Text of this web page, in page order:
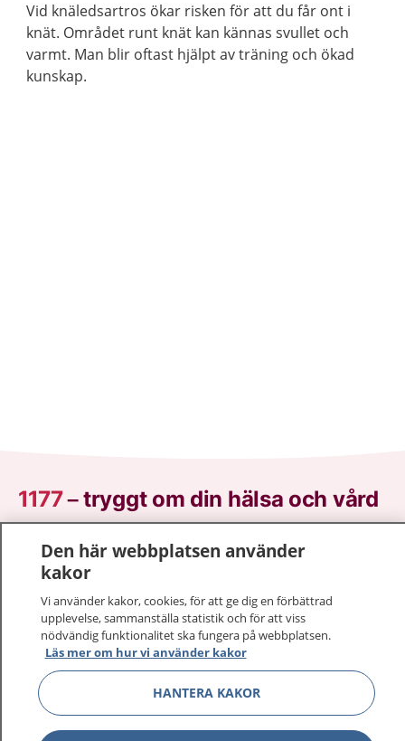
Vid knäledsartros ökar risken för att du får ont i
knät. Området runt knät kan kännas svullet och
varmt. Man blir oftast hjälpt av träning och ökad
kunskap.
1177–tryggt om din hälsa och vård
På 1177.se får du råd om hälsa och information om
sjukdomar och vilka mottagningar du kan kontakta.
Logga in för att läsa din journal och göra dina
vårdärenden. Ring telefonnummer 1177 för
sjukvårdsrådgivning dygnet runt.
1177 ger dig råd när du vill må bättre.
Den här webbplatsen använder
kakor
Vi använder kakor, cookies, för att ge dig en förbättrad
upplevelse, sammanställa statistik och för att viss
nödvändig funktionalitet ska fungera på webbplatsen.
Läs mer om hur vi använder kakor
HANTERA KAKOR